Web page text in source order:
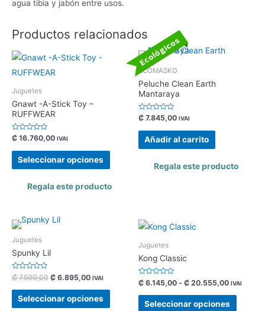
agua tibia y jabón entre usos.
Productos relacionados
Juguetes
Gnawt -A-Stick Toy –
RUFFWEAR
Valorado
con
0
₡ 16.760,00 IVAI
Seleccionar opciones
Regala este producto
Ecológicos
ECOMASKO
Peluche Clean Earth
Mantaraya
Valorado
con
0
₡ 7.845,00 IVAI
Añadir al carrito
Regala este producto
Juguetes
Spunky Lil
Valorado
con
0
de
₡7.500,00 ₡ 6.895,00 IVAI
Seleccionar opciones
Juguetes
Kong Classic
Valorado
con
0
de
₡ 6.145,00 - ₡ 20.555,00 IVAI
Seleccionar opciones